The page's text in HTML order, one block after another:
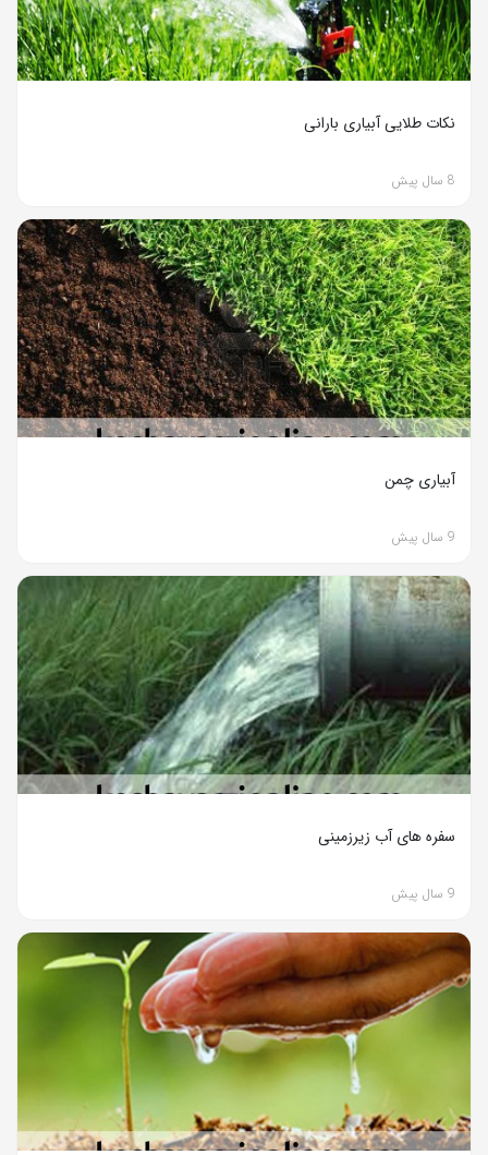
نکات طلایی آبیاری بارانی
8 سال پیش
آبیاری چمن
9 سال پیش
سفره های آب زیرزمینی
9 سال پیش